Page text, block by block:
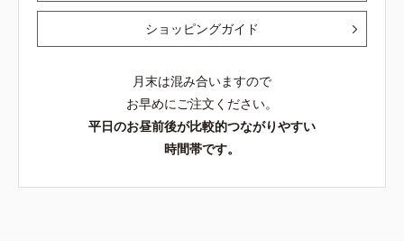
ショッピングガイド
月末は混み合いますので
お早めにご注文ください。
平日のお昼前後が比較的つながりやすい
時間帯です。